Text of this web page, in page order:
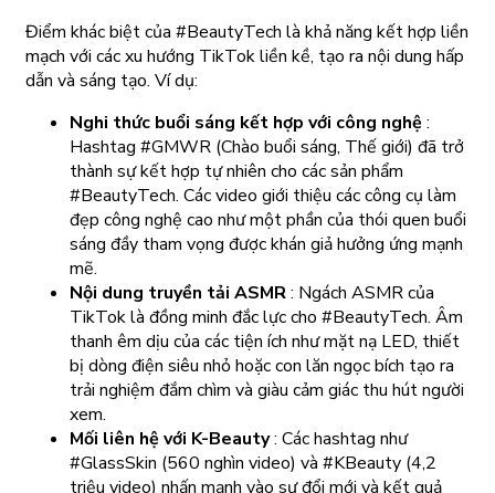
Điểm khác biệt của #BeautyTech là khả năng kết hợp liền
mạch với các xu hướng TikTok liền kề, tạo ra nội dung hấp
dẫn và sáng tạo. Ví dụ:
Nghi thức buổi sáng kết hợp với công nghệ :
Hashtag #GMWR (Chào buổi sáng, Thế giới) đã trở
thành sự kết hợp tự nhiên cho các sản phẩm
#BeautyTech. Các video giới thiệu các công cụ làm
đẹp công nghệ cao như một phần của thói quen buổi
sáng đầy tham vọng được khán giả hưởng ứng mạnh
mẽ.
Nội dung truyền tải ASMR: Ngách ASMR của
TikTok là đồng minh đắc lực cho #BeautyTech. Âm
thanh êm dịu của các tiện ích như mặt nạ LED, thiết
bị dòng điện siêu nhỏ hoặc con lăn ngọc bích tạo ra
trải nghiệm đắm chìm và giàu cảm giác thu hút người
xem.
Mối liên hệ với K-Beauty: Các hashtag như
#GlassSkin (560 nghìn video) và #KBeauty (4,2
triệu video) nhấn mạnh vào sự đổi mới và kết quả